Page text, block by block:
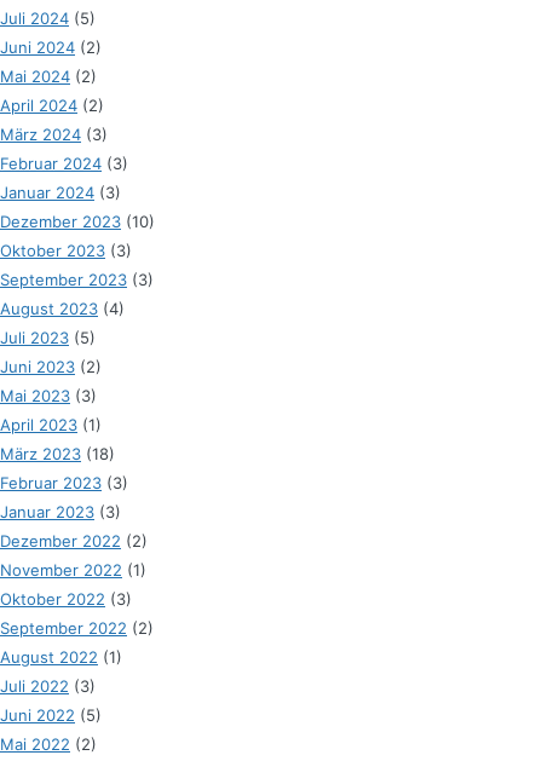
Juli 2024 (5)
Juni 2024 (2)
Mai 2024 (2)
April 2024 (2)
März 2024 (3)
Februar 2024 (3)
Januar 2024 (3)
Dezember 2023 (10)
Oktober 2023 (3)
September 2023 (3)
August 2023 (4)
Juli 2023 (5)
Juni 2023 (2)
Mai 2023 (3)
April 2023 (1)
März 2023 (18)
Februar 2023 (3)
Januar 2023 (3)
Dezember 2022 (2)
November 2022 (1)
Oktober 2022 (3)
September 2022 (2)
August 2022 (1)
Juli 2022 (3)
Juni 2022 (5)
Mai 2022 (2)